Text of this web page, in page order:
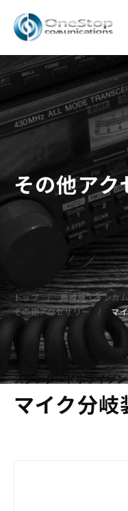
その他ア
トップ
無線機・インカ
その他アクセサリー
マ
スタンダードホライゾ
マイク分岐